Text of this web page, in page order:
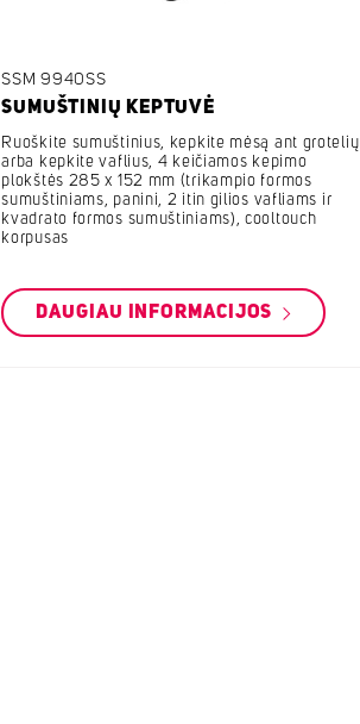
SSM 9940SS
SUMUŠTINIŲ KEPTUVĖ
Ruoškite sumuštinius, kepkite mėsą ant grotelių
arba kepkite vaflius, 4 keičiamos kepimo
plokštės 285 x 152 mm (trikampio formos
sumuštiniams, panini, 2 itin gilios vafliams ir
kvadrato formos sumuštiniams), cooltouch
korpusas
DAUGIAU INFORMACIJOS